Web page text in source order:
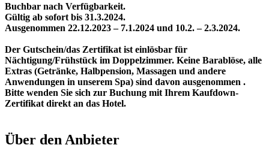
Buchbar nach Verfügbarkeit.
Gültig ab sofort bis 31.3.2024.
Ausgenommen 22.12.2023 – 7.1.2024 und 10.2. – 2.3.2024.
Der Gutschein/das Zertifikat ist einlösbar für
Nächtigung/Frühstück im Doppelzimmer. Keine Barablöse, alle
Extras (Getränke, Halbpension, Massagen und andere
Anwendungen in unserem Spa) sind davon ausgenommen .
Bitte wenden Sie sich zur Buchung mit Ihrem Kaufdown-
Zertifikat direkt an das Hotel.
Über den Anbieter